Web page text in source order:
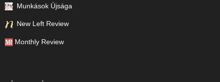
Munkások Újsága
New Left Review
Monthly Review